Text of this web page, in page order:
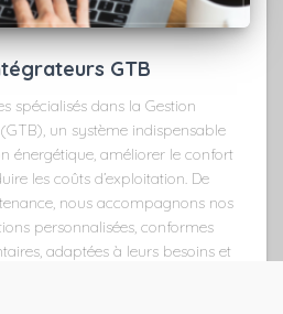
GTB
spécialisés dans la Gestion
un système indispensable
énergétique, améliorer le confort
les coûts d’exploitation. De
nous accompagnons nos
personnalisées, conformes
adaptées à leurs besoins et